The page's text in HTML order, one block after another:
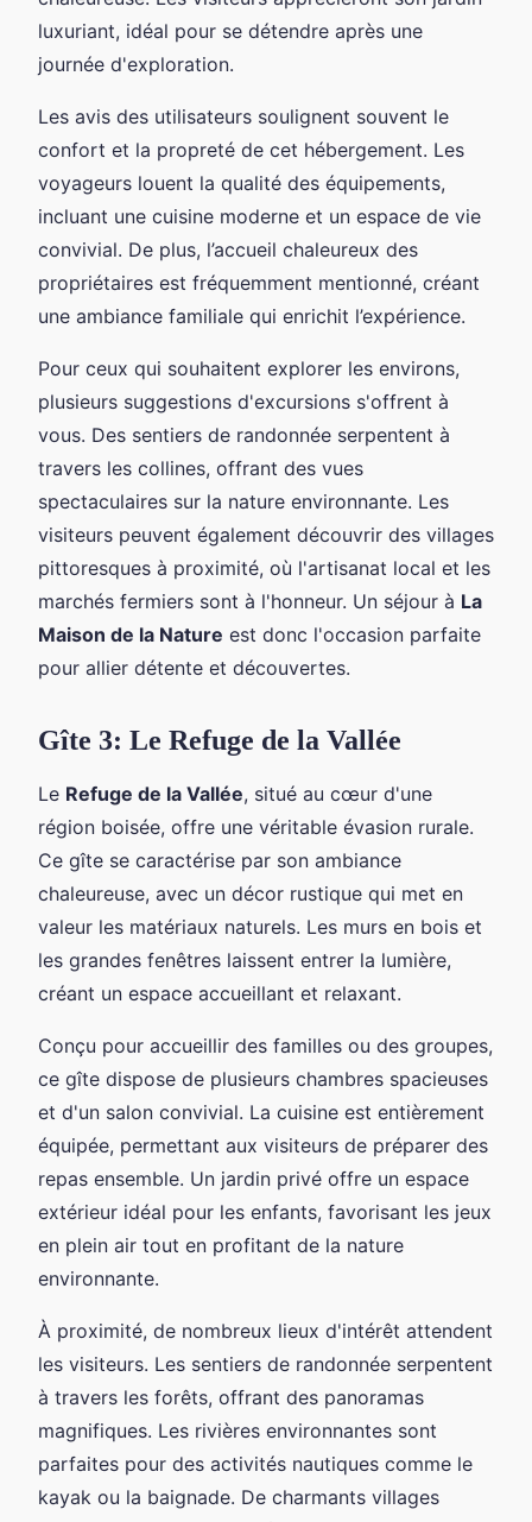
luxuriant, idéal pour se détendre après une
journée d'exploration.
Les avis des utilisateurs soulignent souvent le
confort et la propreté de cet hébergement. Les
voyageurs louent la qualité des équipements,
incluant une cuisine moderne et un espace de vie
convivial. De plus, l’accueil chaleureux des
propriétaires est fréquemment mentionné, créant
une ambiance familiale qui enrichit l’expérience.
Pour ceux qui souhaitent explorer les environs,
plusieurs suggestions d'excursions s'offrent à
vous. Des sentiers de randonnée serpentent à
travers les collines, offrant des vues
spectaculaires sur la nature environnante. Les
visiteurs peuvent également découvrir des villages
pittoresques à proximité, où l'artisanat local et les
marchés fermiers sont à l'honneur. Un séjour à La
Maison de la Nature est donc l'occasion parfaite
pour allier détente et découvertes.
Gîte 3: Le Refuge de la Vallée
Le Refuge de la Vallée, situé au cœur d'une
région boisée, offre une véritable évasion rurale.
Ce gîte se caractérise par son ambiance
chaleureuse, avec un décor rustique qui met en
valeur les matériaux naturels. Les murs en bois et
les grandes fenêtres laissent entrer la lumière,
créant un espace accueillant et relaxant.
Conçu pour accueillir des familles ou des groupes,
ce gîte dispose de plusieurs chambres spacieuses
et d'un salon convivial. La cuisine est entièrement
équipée, permettant aux visiteurs de préparer des
repas ensemble. Un jardin privé offre un espace
extérieur idéal pour les enfants, favorisant les jeux
en plein air tout en profitant de la nature
environnante.
À proximité, de nombreux lieux d'intérêt attendent
les visiteurs. Les sentiers de randonnée serpentent
à travers les forêts, offrant des panoramas
magnifiques. Les rivières environnantes sont
parfaites pour des activités nautiques comme le
kayak ou la baignade. De charmants villages